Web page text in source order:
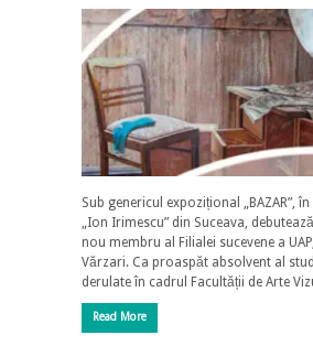
Sub genericul expozițional „BAZAR”,
„Ion Irimescu” din Suceava,
nou membru al Filialei sucevene a
Vărzari. Ca proaspăt absolvent al
derulate în cadrul Facultății de Arte
Read More